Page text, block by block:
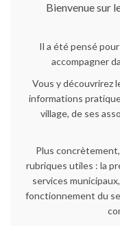
Bienvenue sur
Il a été pensé
accompagner
Vous y découvrirez
informations
village, de ses
Plus
rubriques utiles : la
services
fonctionnement du